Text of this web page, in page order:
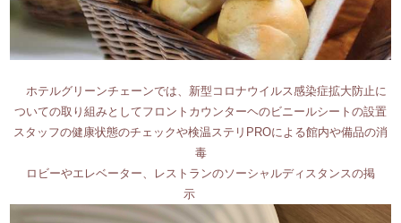
ホテルグリーンチェーンでは、新型コロナウイルス感染症拡大防止に
ついての取り組みとしてフロントカウンターヘのビニールシートの設置
スタッフの健康状態のチェックや検温ステリPROによる館内や備品の消
毒
ロビーやエレベーター、レストランのソーシャルディスタンスの掲
示